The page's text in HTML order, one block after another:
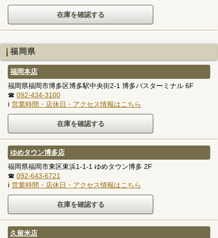
福岡県
福岡本店
福岡県福岡市博多区博多駅中央街2-1 博多バスターミナル 6F
☎ 092-434-3100
ℹ 営業時間・店休日・アクセス情報はこちら
ゆめタウン博多店
福岡県福岡市東区東浜1-1-1 ゆめタウン博多 2F
☎ 092-643-6721
ℹ 営業時間・店休日・アクセス情報はこちら
久留米店